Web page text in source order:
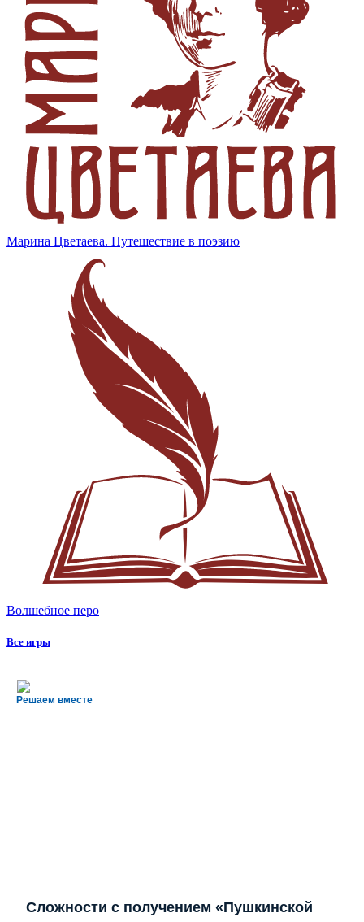
Марина Цветаева. Путешествие в поэзию
Волшебное перо
Все игры
Решаем вместе
Сложности с получением «Пушкинской